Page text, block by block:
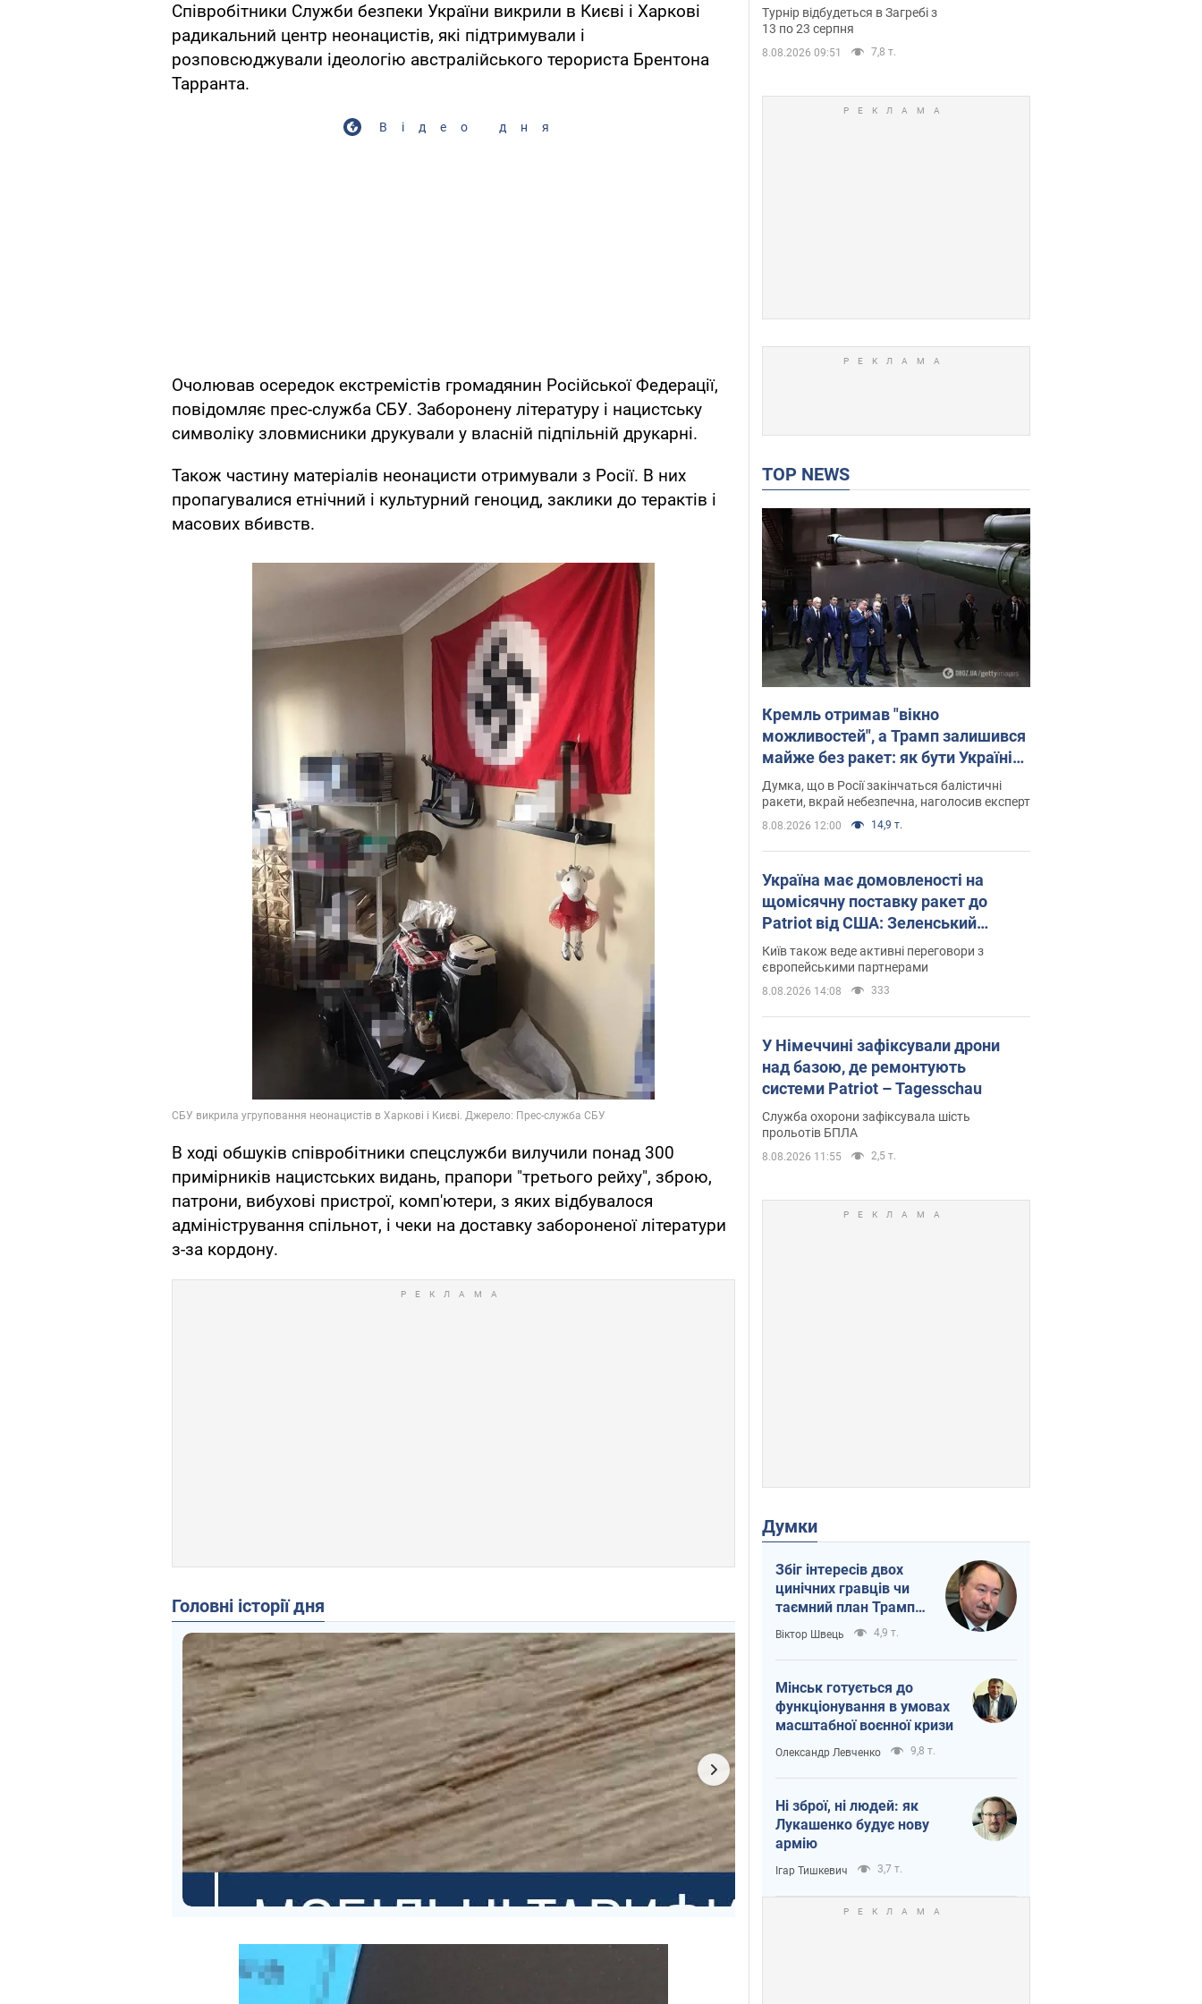
Співробітники Служби безпеки України викрили в Києві і Харкові
радикальний центр неонацистів, які підтримували і
розповсюджували ідеологію австралійського терориста Брентона
Тарранта.
Відео дня
Очолював осередок екстремістів громадянин Російської Федерації,
повідомляє прес-служба СБУ. Заборонену літературу і нацистську
символіку зловмисники друкували у власній підпільній друкарні.
Також частину матеріалів неонацисти отримували з Росії. В них
пропагувалися етнічний і культурний геноцид, заклики до терактів і
масових вбивств.
В ході обшуків співробітники спецслужби вилучили понад 300
примірників нацистських видань, прапори "третього рейху", зброю,
патрони, вибухові пристрої, комп'ютери, з яких відбувалося
адміністрування спільнот, і чеки на доставку забороненої літератури
з-за кордону.
Головні історії дня
до чемпіонату Європи
основних спортсменів
Турнір відбудеться в Загребі з
13 по 23 серпня
8.08.2026 09:51 7,8 т.
TOP NEWS
Кремль отримав "вікно
можливостей", а Трамп залишився
майже без ракет: як бути Україні?
Інтерв’ю з Мельником
Думка, що в Росії закінчаться балістичні
ракети, вкрай небезпечна, наголосив експерт
8.08.2026 12:00 14,9 т.
Україна має домовленості на
щомісячну поставку ракет до
Patriot від США: Зеленський
розкрив подробиці
Київ також веде активні переговори з
європейськими партнерами
8.08.2026 14:08 333
У Німеччині зафіксували дрони
над базою, де ремонтують
системи Patriot – Tagesschau
Служба охорони зафіксувала шість
прольотів БПЛА
8.08.2026 11:55 2,5 т.
Думки
Збіг інтересів двох
цинічних гравців чи
таємний план Трампа
і Путіна?
Віктор Швець 4,9 т.
Мінськ готується до
функціонування в умовах
масштабної воєнної кризи
Олександр Левченко 9,8 т.
Ні зброї, ні людей: як
Лукашенко будує нову
армію
Ігар Тишкевич 3,7 т.